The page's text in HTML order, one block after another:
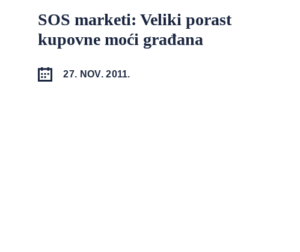
SOS marketi: Veliki porast
kupovne moći građana
27. NOV. 2011.